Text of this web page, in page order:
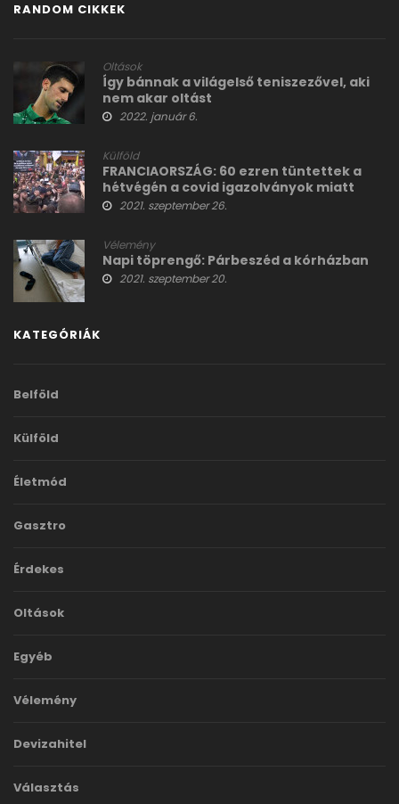
RANDOM CIKKEK
Oltások
Így bánnak a világelső teniszezővel, aki
nem akar oltást
2022. január 6.
Külföld
FRANCIAORSZÁG: 60 ezren tüntettek a
hétvégén a covid igazolványok miatt
2021. szeptember 26.
Vélemény
Napi töprengő: Párbeszéd a kórházban
2021. szeptember 20.
KATEGÓRIÁK
Belföld
Külföld
Életmód
Gasztro
Érdekes
Oltások
Egyéb
Vélemény
Devizahitel
Választás